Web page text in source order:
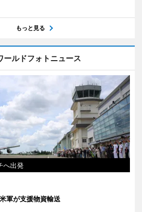
もっと見る
ールドフォトニュース
へ出発
軍が支援物資輸送